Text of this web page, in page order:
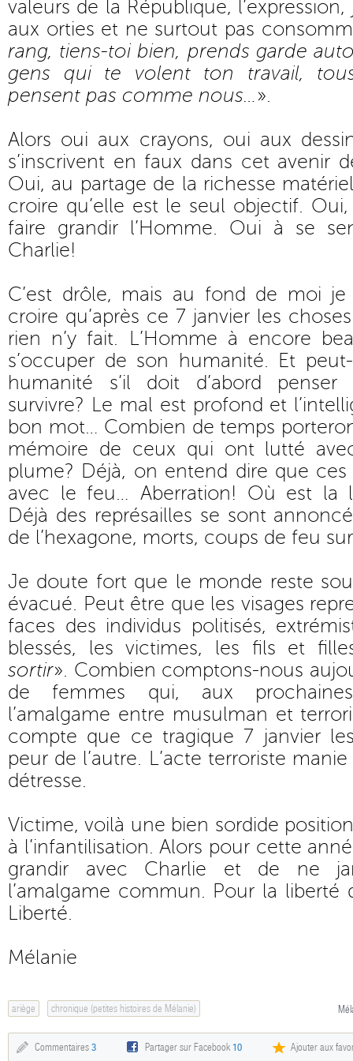
valeurs de la République,
aux orties et ne surtout pas
rang, tiens-toi bien, prends garde
gens qui te volent ton travail,
pensent pas comme nous…».
Alors oui aux crayons, oui aux
s’inscrivent en faux dans cet avenir
Oui, au partage de la richesse
croire qu’elle est le seul objectif.
faire grandir l’Homme. Oui à se
Charlie!
C’est drôle, mais au fond de moi
croire qu’après ce 7 janvier les
rien n’y fait. L’Homme à encore
s’occuper de son humanité. Et
humanité s’il doit d’abord
survivre? Le mal est profond et
bon mot… Combien de temps
mémoire de ceux qui ont lutté
plume? Déjà, on entend dire que
avec le feu… Aberration! Où est la
Déjà des représailles se sont
de l’hexagone, morts, coups de feu
Je doute fort que le monde reste
évacué. Peut être que les visages
faces des individus politisés,
blessés, les victimes, les fils et
sortir». Combien comptons-nous
de femmes qui, aux
l’amalgame entre musulman et
compte que ce tragique 7 janvier
peur de l’autre. L’acte terroriste
détresse.
Victime, voilà une bien sordide
à l’infantilisation. Alors pour cette
grandir avec Charlie et de ne
l’amalgame commun. Pour la liberté
Liberté.
Mélanie
ariège chronique (petites histoires de Mélanie)
Commentaires 3 Partager sur Facebook10 Ajouter aux